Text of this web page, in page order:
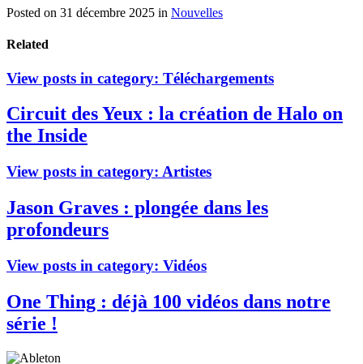
Posted on 31 décembre 2025 in Nouvelles
Related
View posts in category: Téléchargements
Circuit des Yeux : la création de Halo on
the Inside
View posts in category: Artistes
Jason Graves : plongée dans les
profondeurs
View posts in category: Vidéos
One Thing : déjà 100 vidéos dans notre
série !